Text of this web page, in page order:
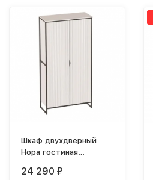
Шкаф двухдверный
Нора гостиная
Персидский жемчуг
24 290 ₽